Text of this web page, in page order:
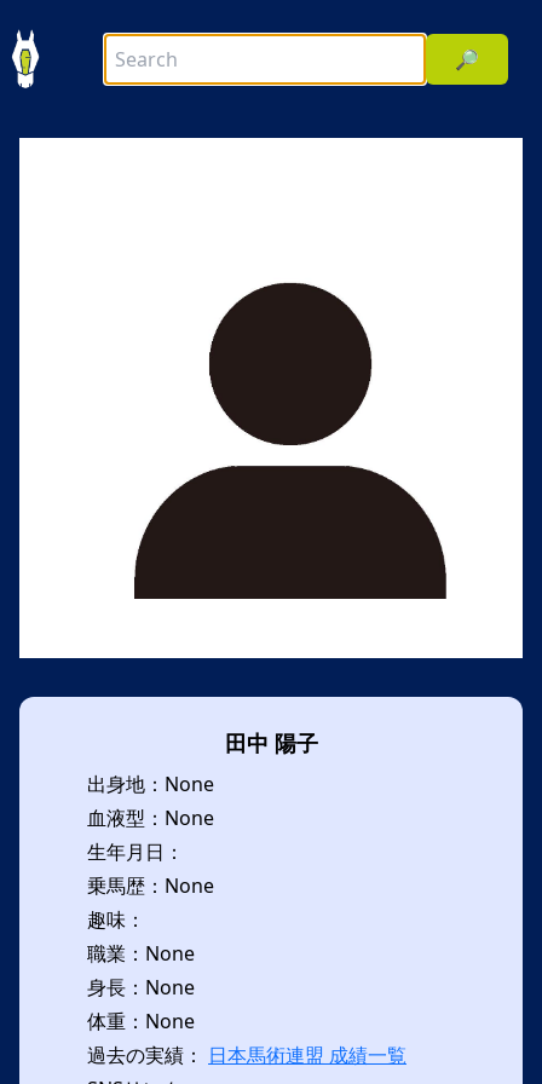
🔎
田中 陽子
出身地：None
血液型：None
生年月日：
乗馬歴：None
趣味：
職業：None
身長：None
体重：None
過去の実績： 日本馬術連盟 成績一覧